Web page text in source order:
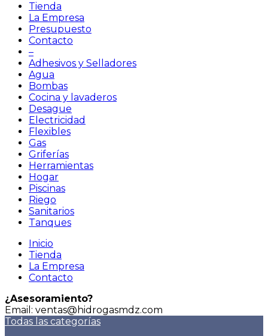
Tienda
La Empresa
Presupuesto
Contacto
–
Adhesivos y Selladores
Agua
Bombas
Cocina y lavaderos
Desague
Electricidad
Flexibles
Gas
Griferías
Herramientas
Hogar
Piscinas
Riego
Sanitarios
Tanques
Inicio
Tienda
La Empresa
Contacto
¿Asesoramiento?
Email: ventas@hidrogasmdz.com
Todas las categorías